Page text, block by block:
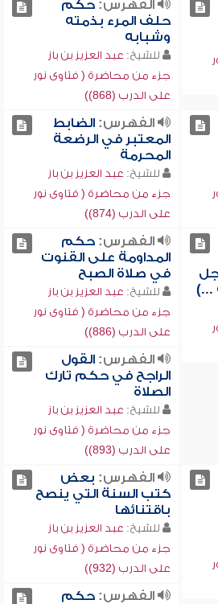
الفهرس:حكم
حلف المرء بذمته
وشبابه
للشيخ: عبد العزيز بن باز
جزء من محاضرة ( فتاوى نور
على الدرب (868))
الفهرس:الضابط
المعتبر في الرضعة
المحرمة
للشيخ: عبد العزيز بن باز
جزء من محاضرة ( فتاوى نور
على الدرب (874))
...)
الفهرس:حكم
المداومة على القنوت
في صلاة الصبح
للشيخ: عبد العزيز بن باز
جزء من محاضرة ( فتاوى نور
على الدرب (886))
الفهرس:القول
الراجح في حكم تارك
الصلاة
للشيخ: عبد العزيز بن باز
جزء من محاضرة ( فتاوى نور
على الدرب (893))
الفهرس: بعض
كتب السنة التي ينصح
باقتنائها
للشيخ: عبد العزيز بن باز
جزء من محاضرة ( فتاوى نور
على الدرب (932))
الفهرس:حكم